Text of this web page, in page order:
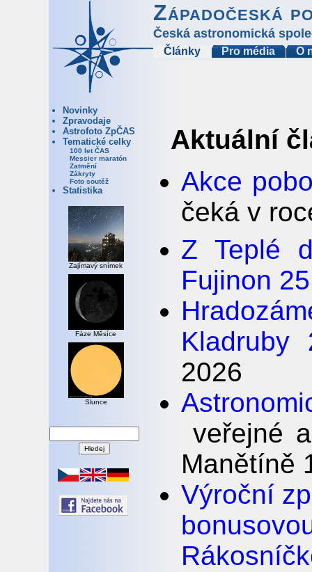
Západočeská
Česká astronomická
Články Pro média O
Novinky
Zpravodaje
Astrofoto ZpČAS
Tematické celky
100 let ČAS
Messier maratón
Zatmění
Zákryty
Foto soutěž
Statistika
Zajímavý snímek
Fáze Měsíce
Slunce
Aktuální
Akce
čeká v
Z Teplé
Fujinon
Kladruby
2026
veřejné
Manětíně
Výroční